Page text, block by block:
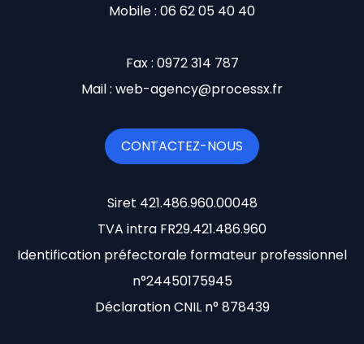
Mobile : 06 62 05 40 40
Fax : 0972 314 787
Mail : web-agency@processx.fr
CONTACTEZ-NOUS
Siret 421.486.960.00048
TVA intra FR29.421.486.960
Identification préfectorale formateur professionnel
n°24450175945
Déclaration CNIL n° 878439